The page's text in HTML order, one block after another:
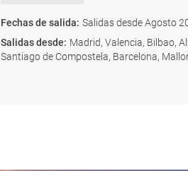
Fechas de salida: Salidas desde Agosto
Salidas desde: Madrid, Valencia, Bilbao,
Santiago de Compostela, Barcelona,